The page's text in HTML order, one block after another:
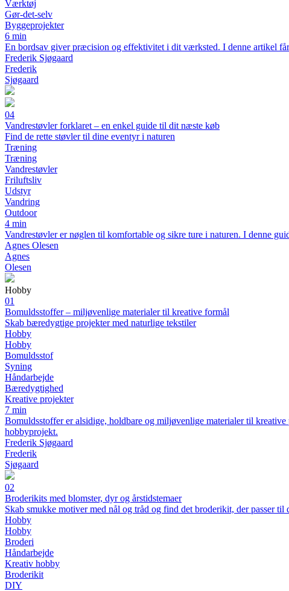
Værktøj
Gør-det-selv
Byggeprojekter
6 min
En bordsav giver præcision og effektivitet i dit værksted. I denne artikel
Frederik Sjøgaard
Frederik
Sjøgaard
04
Vandrestøvler forklaret – en enkel guide til dit næste køb
Find de rette støvler til dine eventyr i naturen
Træning
Træning
Vandrestøvler
Friluftsliv
Udstyr
Vandring
Outdoor
4 min
Vandrestøvler er nøglen til komfortable og sikre ture i naturen. I denne
Agnes Olesen
Agnes
Olesen
Hobby
01
Bomuldsstoffer – miljøvenlige materialer til kreative formål
Skab bæredygtige projekter med naturlige tekstiler
Hobby
Hobby
Bomuldsstof
Syning
Håndarbejde
Bæredygtighed
Kreative projekter
7 min
Bomuldsstoffer er alsidige, holdbare og miljøvenlige materialer til
hobbyprojekt.
Frederik Sjøgaard
Frederik
Sjøgaard
02
Broderikits med blomster, dyr og årstidstemaer
Skab smukke motiver med nål og tråd og find det broderikit, der passer til
Hobby
Hobby
Broderi
Håndarbejde
Kreativ hobby
Broderikit
DIY